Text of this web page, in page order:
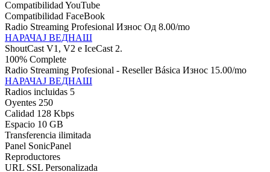
Compatibilidad YouTube
Compatibilidad FaceBook
Radio Streaming Profesional Износ Од 8.00/mo
НАРАЧАЈ ВЕДНАШ
ShoutCast V1, V2 e IceCast 2.
100% Complete
Radio Streaming Profesional - Reseller Básica Износ 15.00/mo
НАРАЧАЈ ВЕДНАШ
Radios incluidas 5
Oyentes 250
Calidad 128 Kbps
Espacio 10 GB
Transferencia ilimitada
Panel SonicPanel
Reproductores
URL SSL Personalizada